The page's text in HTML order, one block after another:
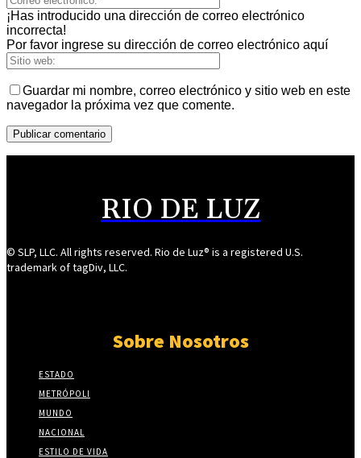
¡Has introducido una dirección de correo electrónico
incorrecta!
Por favor ingrese su dirección de correo electrónico aquí
Guardar mi nombre, correo electrónico y sitio web en este
navegador la próxima vez que comente.
RIO DE LUZ
© SLP, LLC. All rights reserved. Rio de Luz® is a registered U.S.
trademark of tagDiv, LLC.
Sobre Nosotros
ESTADO
METRÓPOLI
MUNDO
NACIONAL
ESTILO DE VIDA